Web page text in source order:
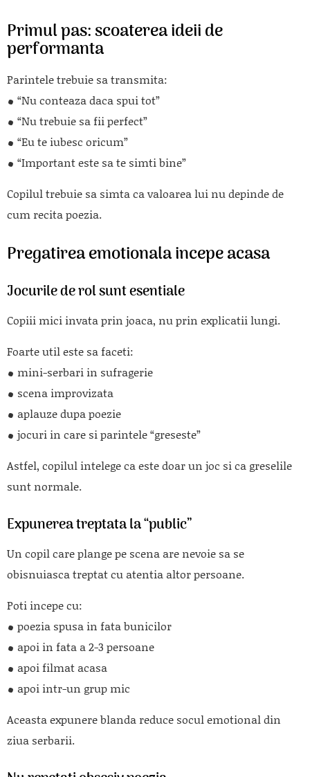
Primul pas: scoaterea ideii de
performanta
Parintele trebuie sa transmita:
“Nu conteaza daca spui tot”
“Nu trebuie sa fii perfect”
“Eu te iubesc oricum”
“Important este sa te simti bine”
Copilul trebuie sa simta ca valoarea lui nu depinde de
cum recita poezia.
Pregatirea emotionala incepe acasa
Jocurile de rol sunt esentiale
Copiii mici invata prin joaca, nu prin explicatii lungi.
Foarte util este sa faceti:
mini-serbari in sufragerie
scena improvizata
aplauze dupa poezie
jocuri in care si parintele “greseste”
Astfel, copilul intelege ca este doar un joc si ca greselile
sunt normale.
Expunerea treptata la “public”
Un copil care plange pe scena are nevoie sa se
obisnuiasca treptat cu atentia altor persoane.
Poti incepe cu:
poezia spusa in fata bunicilor
apoi in fata a 2-3 persoane
apoi filmat acasa
apoi intr-un grup mic
Aceasta expunere blanda reduce socul emotional din
ziua serbarii.